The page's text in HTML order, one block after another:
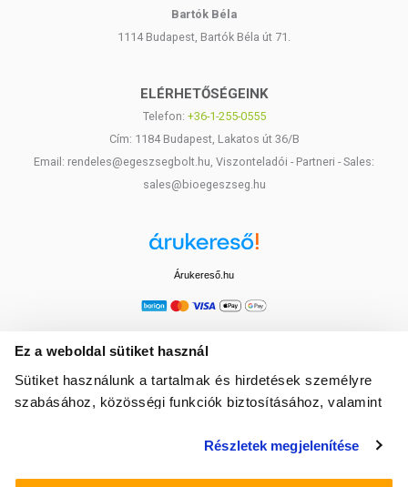
Ez a weboldal sütiket használ
Sütiket használunk a tartalmak és hirdetések személyre
szabásához, közösségi funkciók biztosításához, valamint
média-, hirdető- és elemező partnereinkkel megosztjuk az
Részletek megjelenítése
Bartók Béla
1114 Budapest, Bartók Béla út 71.
ELÉRHETŐSÉGEINK
Telefon: +36-1-255-0555
Cím: 1184 Budapest, Lakatos út 36/B
Email: rendeles@egeszsegbolt.hu, Viszonteladói - Partneri - Sales:
sales@bioegeszseg.hu
Árukereső.hu